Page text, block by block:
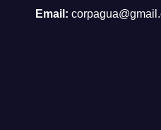
Email: